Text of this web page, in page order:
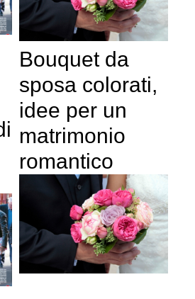
Bouquet da
sposa colorati,
idee per un
matrimonio
romantico